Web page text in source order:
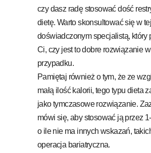
czy dasz radę stosować dość
dietę. Warto skonsultować się w
doświadczonym specjalistą, który
Ci, czy jest to dobre rozwiązanie
przypadku.
Pamiętaj również o tym, że ze
małą ilość kalorii, tego typu dieta
jako tymczasowe rozwiązanie.
mówi się, aby stosować ją przez
o ile nie ma innych wskazań,
operacja bariatryczna.